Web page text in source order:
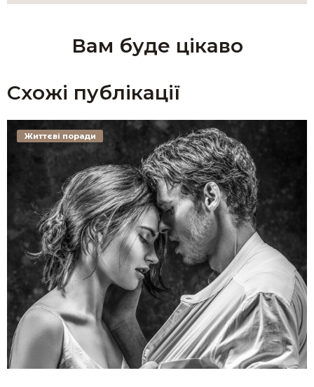
Вам буде цікаво
Схожі публікації
Життєві поради